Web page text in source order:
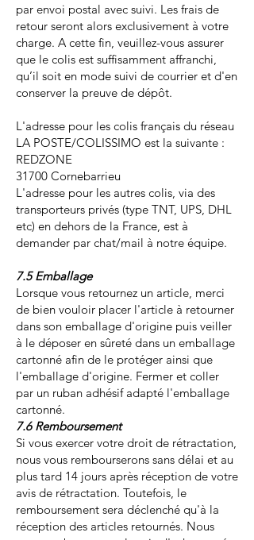
par envoi postal avec suivi. Les frais de
retour seront alors exclusivement à votre
charge. A cette fin, veuillez-vous assurer
que le colis est suffisamment affranchi,
qu’il soit en mode suivi de courrier et d'en
conserver la preuve de dépôt.
L'adresse pour les colis français du réseau
LA POSTE/COLISSIMO est la suivante :
REDZONE
31700 Cornebarrieu
L'adresse pour les autres colis, via des
transporteurs privés (type TNT, UPS, DHL
etc) en dehors de la France, est à
demander par chat/mail à notre équipe.
7.5 Emballage
Lorsque vous retournez un article, merci
de bien vouloir placer l'article à retourner
dans son emballage d'origine puis veiller
à le déposer en sûreté dans un emballage
cartonné afin de le protéger ainsi que
l'emballage d'origine. Fermer et coller
par un ruban adhésif adapté l'emballage
cartonné.
7.6 Remboursement
Si vous exercer votre droit de rétractation,
nous vous rembourserons sans délai et au
plus tard 14 jours après réception de votre
avis de rétractation. Toutefois, le
remboursement sera déclenché qu'à la
réception des articles retournés. Nous